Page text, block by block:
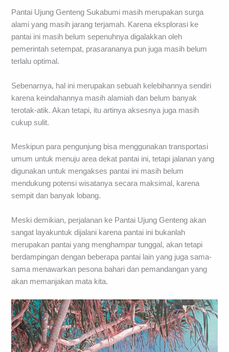
Pantai Ujung Genteng Sukabumi masih merupakan surga
alami yang masih jarang terjamah. Karena eksplorasi ke
pantai ini masih belum sepenuhnya digalakkan oleh
pemerintah setempat, prasarananya pun juga masih belum
terlalu optimal.
Sebenarnya, hal ini merupakan sebuah kelebihannya sendiri
karena keindahannya masih alamiah dan belum banyak
terotak-atik. Akan tetapi, itu artinya aksesnya juga masih
cukup sulit.
Meskipun para pengunjung bisa menggunakan transportasi
umum untuk menuju area dekat pantai ini, tetapi jalanan yang
digunakan untuk mengakses pantai ini masih belum
mendukung potensi wisatanya secara maksimal, karena
sempit dan banyak lobang.
Meski demikian, perjalanan ke Pantai Ujung Genteng akan
sangat layakuntuk dijalani karena pantai ini bukanlah
merupakan pantai yang menghampar tunggal, akan tetapi
berdampingan dengan beberapa pantai lain yang juga sama-
sama menawarkan pesona bahari dan pemandangan yang
akan memanjakan mata kita.